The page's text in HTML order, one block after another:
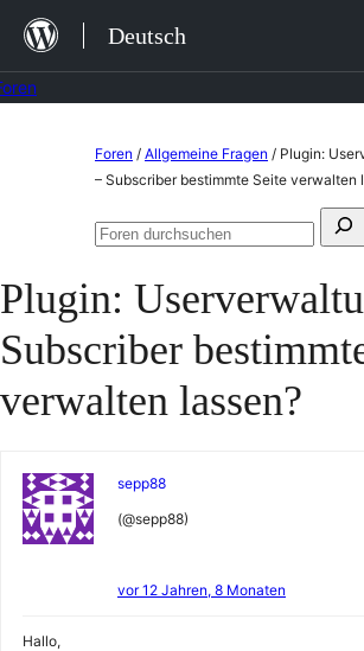
Zum
Inhalt
springen
Deutsch
Foren / Allgemeine Fragen / Plugin:
– Subscriber bestimmte Seite verwalten
Suchen
Plugin:
Subscriber
verwalten lassen?
sepp88
(@sepp88)
vor 12 Jahren, 8 Monaten
Hallo,